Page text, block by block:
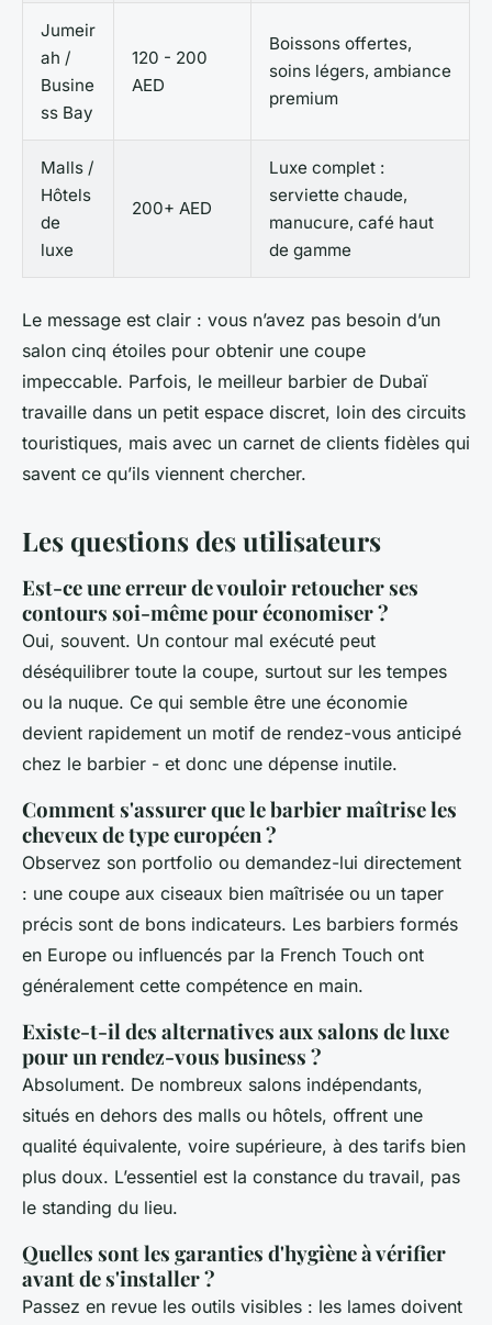
Jumeir
ah /
Busine
ss Bay
120 - 200
AED
Boissons offertes,
soins légers, ambiance
premium
Malls /
Hôtels
de
luxe
200+ AED
Luxe complet :
serviette chaude,
manucure, café haut
de gamme
Le message est clair : vous n’avez pas besoin d’un
salon cinq étoiles pour obtenir une coupe
impeccable. Parfois, le meilleur barbier de Dubaï
travaille dans un petit espace discret, loin des circuits
touristiques, mais avec un carnet de clients fidèles qui
savent ce qu’ils viennent chercher.
Les questions des utilisateurs
Est-ce une erreur de vouloir retoucher ses
contours soi-même pour économiser ?
Oui, souvent. Un contour mal exécuté peut
déséquilibrer toute la coupe, surtout sur les tempes
ou la nuque. Ce qui semble être une économie
devient rapidement un motif de rendez-vous anticipé
chez le barbier - et donc une dépense inutile.
Comment s'assurer que le barbier maîtrise les
cheveux de type européen ?
Observez son portfolio ou demandez-lui directement
: une coupe aux ciseaux bien maîtrisée ou un taper
précis sont de bons indicateurs. Les barbiers formés
en Europe ou influencés par la French Touch ont
généralement cette compétence en main.
Existe-t-il des alternatives aux salons de luxe
pour un rendez-vous business ?
Absolument. De nombreux salons indépendants,
situés en dehors des malls ou hôtels, offrent une
qualité équivalente, voire supérieure, à des tarifs bien
plus doux. L’essentiel est la constance du travail, pas
le standing du lieu.
Quelles sont les garanties d'hygiène à vérifier
avant de s'installer ?
Passez en revue les outils visibles : les lames doivent